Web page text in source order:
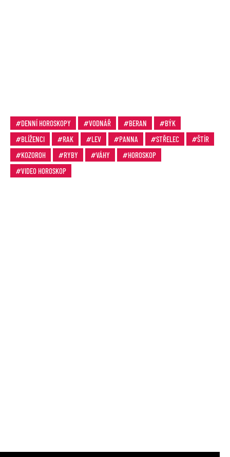
DENNÍ HOROSKOPY VODNÁŘ BERAN
BÝK
BLÍŽENCI
RAK LEV PANNA STŘELEC
ŠTÍR
KOZOROH
RYBY VÁHY
HOROSKOP
VIDEO HOROSKOP